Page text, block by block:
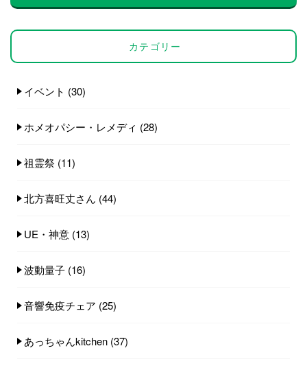
カテゴリー
イベント (30)
ホメオパシー・レメディ (28)
祖霊祭 (11)
北方喜旺丈さん (44)
UE・神意 (13)
波動量子 (16)
音響免疫チェア (25)
あっちゃんkitchen (37)